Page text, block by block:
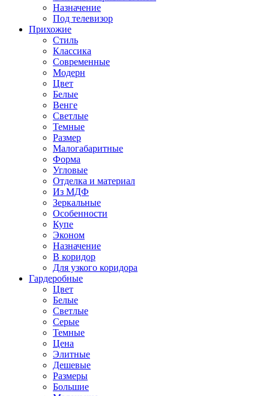
Назначение
Под телевизор
Прихожие
Стиль
Классика
Современные
Модерн
Цвет
Белые
Венге
Светлые
Темные
Размер
Малогабаритные
Форма
Угловые
Отделка и материал
Из МДФ
Зеркальные
Особенности
Купе
Эконом
Назначение
В коридор
Для узкого коридора
Гардеробные
Цвет
Белые
Светлые
Серые
Темные
Цена
Элитные
Дешевые
Размеры
Большие